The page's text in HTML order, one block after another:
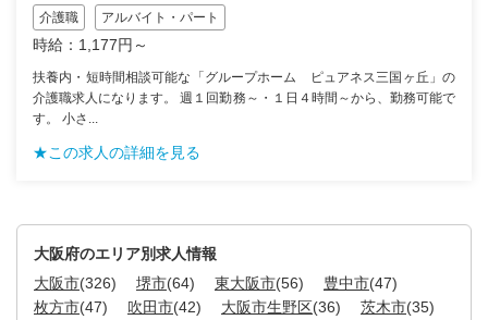
介護職
アルバイト・パート
時給：1,177円～
扶養内・短時間相談可能な「グループホーム ピュアネス三国ヶ丘」の
介護職求人になります。 週１回勤務～・１日４時間～から、勤務可能で
す。 小さ...
★この求人の詳細を見る
大阪府のエリア別求人情報
大阪市(326) 堺市(64) 東大阪市(56) 豊中市(47)
枚方市(47) 吹田市(42) 大阪市生野区(36) 茨木市(35)